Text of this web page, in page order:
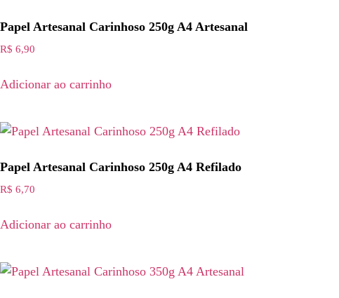
Papel Artesanal Carinhoso 250g A4 Artesanal
R$ 6,90
Adicionar ao carrinho
Papel Artesanal Carinhoso 250g A4 Refilado
R$ 6,70
Adicionar ao carrinho